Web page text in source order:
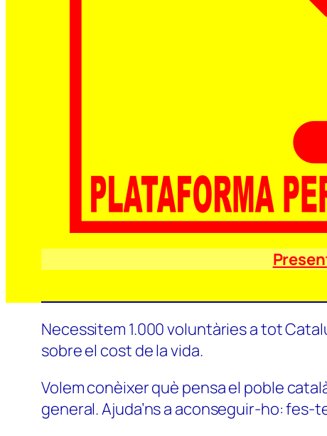
Necessitem 1.000 voluntàries a tot
sobre el cost de la vida.
Volem conèixer què pensa el poble
general. Ajuda’ns a aconseguir-ho: fes-